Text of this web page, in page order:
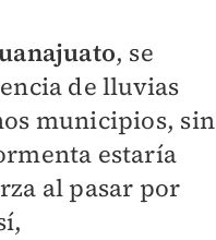
, se
de lluvias
municipios, sin
estaría
al pasar por